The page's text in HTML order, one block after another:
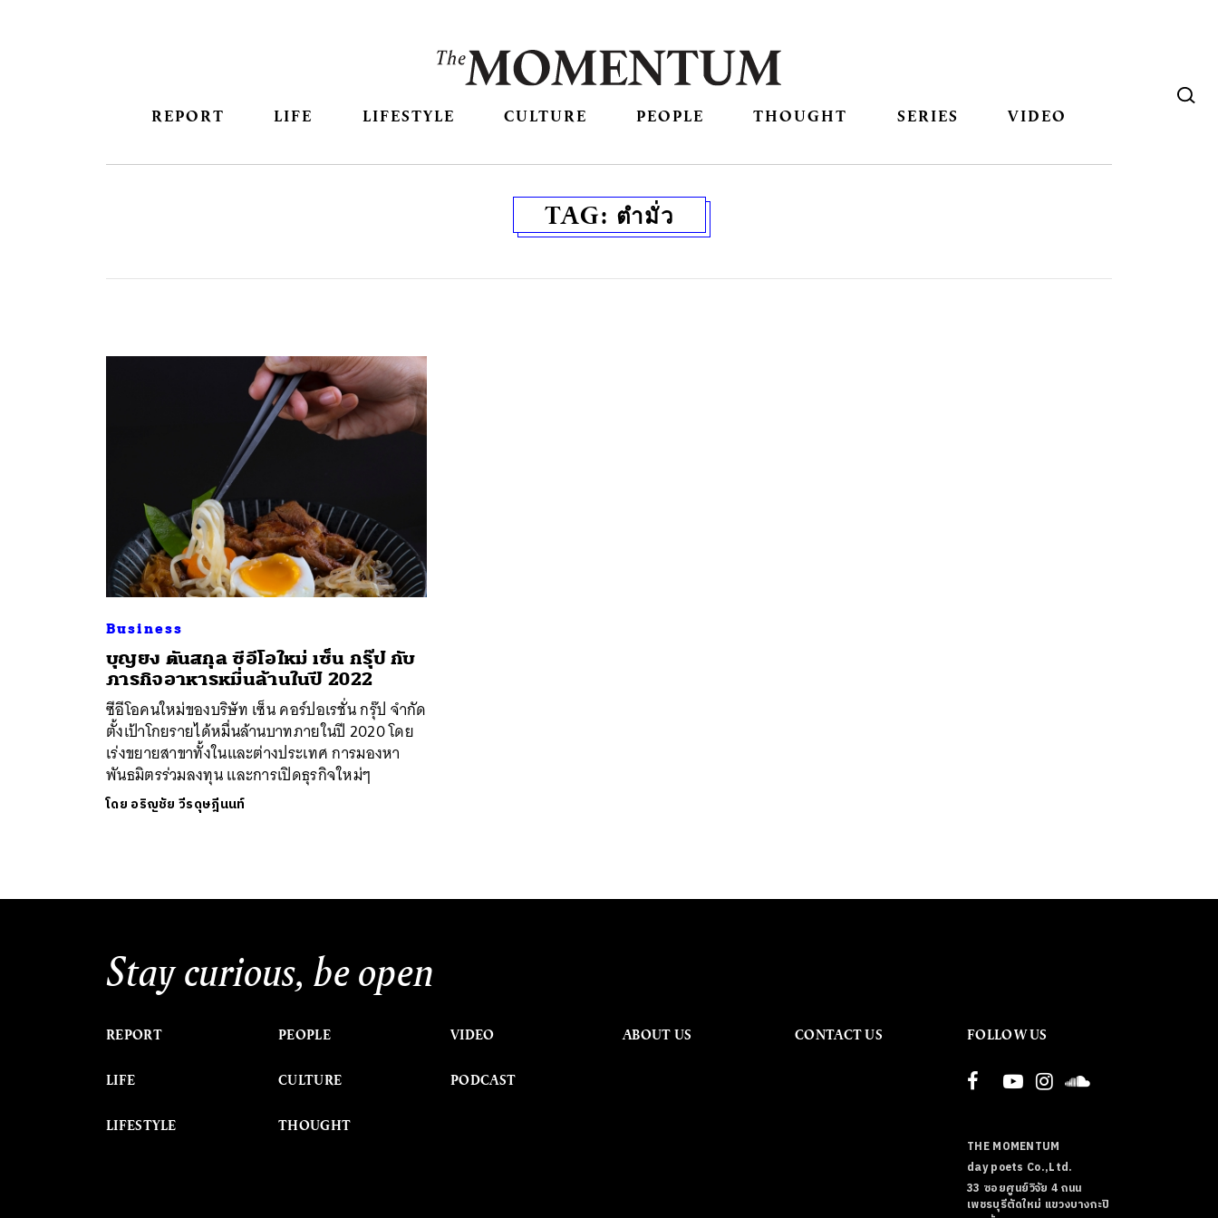
REPORT LIFE LIFESTYLE CULTURE PEOPLE THOUGHT SERIES VIDEO
TAG: ตำมั่ว
Business
บุญยง ตันสกุล ซีอีโอใหม่ เซ็น กรุ๊ป กับ
ภารกิจอาหารหมื่นล้านในปี 2022
ซีอีโอคนใหม่ของบริษัท เซ็น คอร์ปอเรชั่น กรุ๊ป จำกัด
ตั้งเป้าโกยรายได้หมื่นล้านบาทภายในปี 2020 โดย
เร่งขยายสาขาทั้งในและต่างประเทศ การมองหา
พันธมิตรร่วมลงทุน และการเปิดธุรกิจใหม่ๆ
โดย อริญชัย วีรดุษฎีนนท์
Stay curious, be open
REPORT
LIFE
LIFESTYLE
PEOPLE
CULTURE
THOUGHT
VIDEO
PODCAST
ABOUT US CONTACT US FOLLOW US
THE MOMENTUM
day poets Co.,Ltd.
33 ซอยศูนย์วิจัย 4 ถนน
เพชรบุรีตัดใหม่ แขวงบางกะปิ